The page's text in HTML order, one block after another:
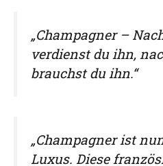
„Champagner –
verdienst du ihn,
brauchst du ihn.“
„Champagner ist
Luxus. Diese